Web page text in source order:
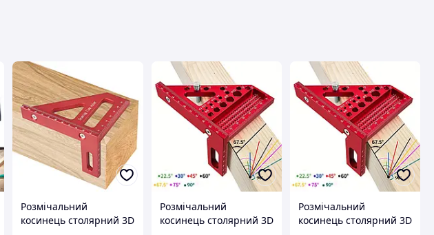
Розмічальний
косинець столярний 3D
Розмічальний
косинець столярний 3D
Розмічальний
косинець столярний 3D